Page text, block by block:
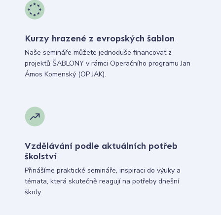
Kurzy hrazené z evropských šablon
Naše semináře můžete jednoduše financovat z
projektů ŠABLONY v rámci Operačního programu Jan
Ámos Komenský (OP JAK).
Vzdělávání podle aktuálních potřeb
školství
Přinášíme praktické semináře, inspiraci do výuky a
témata, která skutečně reagují na potřeby dnešní
školy.